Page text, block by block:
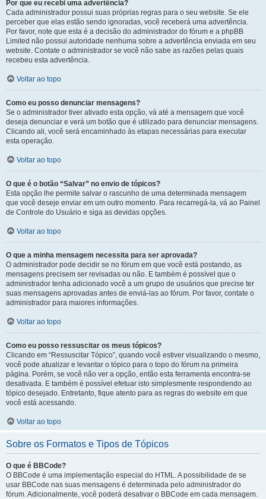
Por que eu recebi uma advertência?
Cada administrador possui suas próprias regras para o seu website. Se ele
perceber que elas estão sendo ignoradas, você receberá uma advertência.
Por favor, note que esta é a decisão do administrador do fórum e a phpBB
Limited não possui autoridade nenhuma sobre a advertência enviada em seu
website. Contate o administrador se você não sabe as razões pelas quais
recebeu esta advertência.
Voltar ao topo
Como eu posso denunciar mensagens?
Se o administrador tiver ativado esta opção, vá até a mensagem que você
deseja denunciar e verá um botão que é utilizado para denunciar mensagens.
Clicando ali, você será encaminhado às etapas necessárias para executar
esta operação.
Voltar ao topo
O que é o botão “Salvar” no envio de tópicos?
Esta opção lhe permite salvar o rascunho de uma determinada mensagem
que você deseje enviar em um outro momento. Para recarregá-la, vá ao Painel
de Controle do Usuário e siga as devidas opções.
Voltar ao topo
O que a minha mensagem necessita para ser aprovada?
O administrador pode decidir se no fórum em que você está postando, as
mensagens precisem ser revisadas ou não. E também é possível que o
administrador tenha adicionado você a um grupo de usuários que precise ter
suas mensagens aprovadas antes de enviá-las ao fórum. Por favor, contate o
administrador para maiores informações.
Voltar ao topo
Como eu posso ressuscitar os meus tópicos?
Clicando em “Ressuscitar Tópico”, quando você estiver visualizando o mesmo,
você pode atualizar e levantar o tópico para o topo do fórum na primeira
página. Porém, se você não ver a opção, então esta ferramenta encontra-se
desativada. E também é possível efetuar isto simplesmente respondendo ao
tópico desejado. Entretanto, fique atento para as regras do website em que
você está acessando.
Voltar ao topo
Sobre os Formatos e Tipos de Tópicos
O que é BBCode?
O BBCode é uma implementação especial do HTML. A possibilidade de se
usar BBCode nas suas mensagens é determinada pelo administrador do
fórum. Adicionalmente, você poderá desativar o BBCode em cada mensagem.